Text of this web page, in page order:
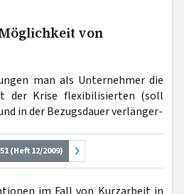
von
man als Unternehmer die
der Krise flexibilisierten (soll
in der Bezugsdauer verlänger-
(Heft 12/2009)
im Fall von Kurzarbeit in